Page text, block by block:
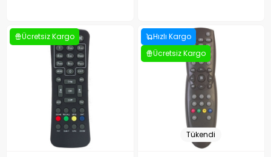
Ücretsiz Kargo
Hızlı Kargo
Ücretsiz Kargo
Tükendi